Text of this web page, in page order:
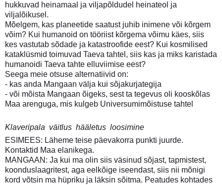
hukkuvad heinamaal ja viljapõldudel heinateol ja
viljalõikusel.
Mõelgem, kas planeetide saatust juhib inimene või kõrgem
võim? Kui humanoid on tööriist kõrgema võimu käes, siis
kes vastutab sõdade ja katastroofide eest? Kui kosmilised
kataklüsmid toimuvad Taeva tahtel, siis kas ja miks karistada
humanoidi Taeva tahte elluviimise eest?
Seega meie otsuse alternatiivid on:
- kas anda Mangaan välja kui sõjakurjategija
- või mõista Mangaan õigeks, sest ta tegevus oli kooskõlas
Maa arenguga, mis kulgeb Universumimõistuse tahtel
Klaveripala  väitlus  hääletus  loosimine
ESIMEES: Läheme teise päevakorra punkti juurde.
Kontaktid Maa elanikega.
MANGAAN: Ja kui ma olin siis väsinud sõjast, tapmistest,
koonduslaagritest, aga eelkõige iseendast, siis nii mõnigi
kord võtsin ma hüpriku ja läksin sõitma. Peatudes kohtades